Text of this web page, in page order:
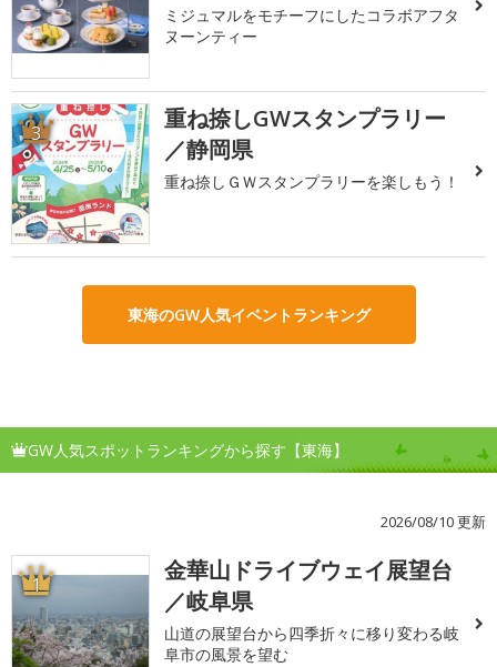
ミジュマルをモチーフにしたコラボアフタ
ヌーンティー
3
重ね捺しGWスタンプラリー
／静岡県
重ね捺しＧＷスタンプラリーを楽しもう！
東海のGW人気イベントランキング
GW人気スポットランキングから探す【東海】
2026/08/10 更新
1
金華山ドライブウェイ展望台
／岐阜県
山道の展望台から四季折々に移り変わる岐
阜市の風景を望む